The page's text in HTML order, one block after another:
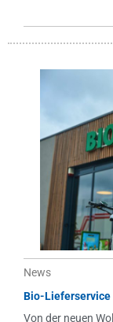
News
Bio-Lieferservice
Von der neuen